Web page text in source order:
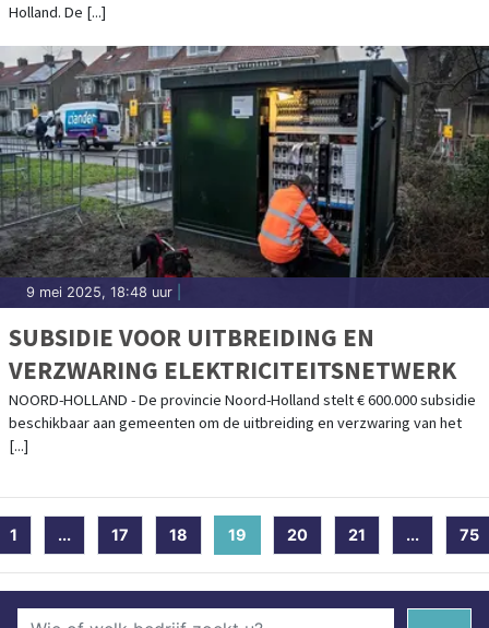
Holland. De [...]
9 mei 2025, 18:48 uur
SUBSIDIE VOOR UITBREIDING EN
VERZWARING ELEKTRICITEITSNETWERK
NOORD-HOLLAND - De provincie Noord-Holland stelt € 600.000 subsidie
beschikbaar aan gemeenten om de uitbreiding en verzwaring van het
[...]
1 ... 17 18 19 (current)
20 21 ... 75